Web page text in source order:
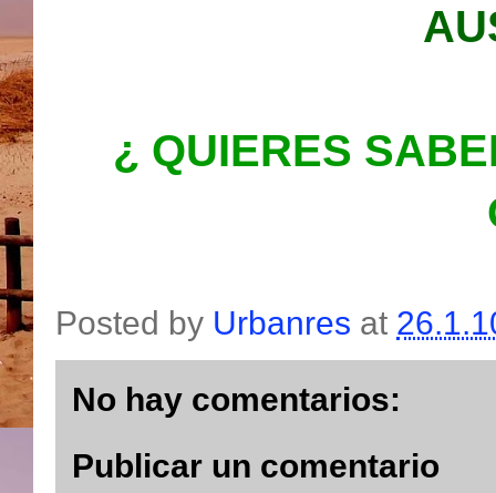
¿ QUIERES
Posted by Urbanres at
No hay comentarios:
Publicar un comentario